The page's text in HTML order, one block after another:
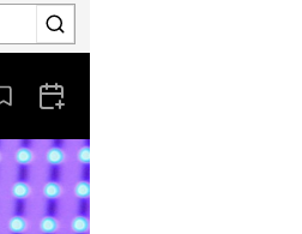
Aus den Lesezeichen entfernen
Zum Kalender hinzufügen